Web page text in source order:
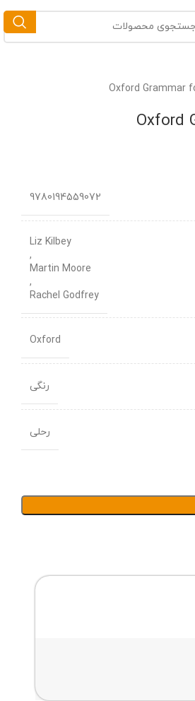
9780194559072
Liz Kilbey
,
Martin Moore
,
Rachel Godfrey
Oxford
رنگی
رحلی